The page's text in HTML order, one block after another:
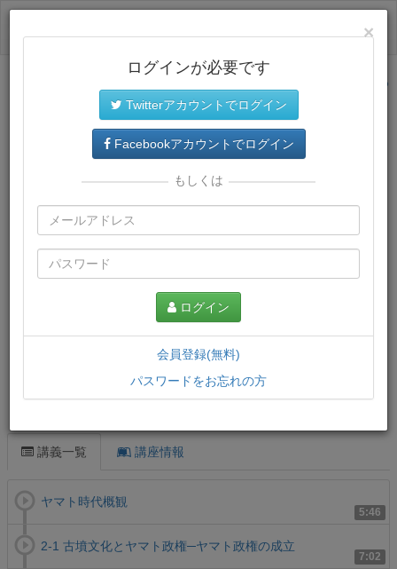
サイトトップに戻る
プレミアム会員では、教材がダウンロードでき、快適な動画
再生環境が提供されます。
講義一覧 講座情報
5:46
ヤマト時代概観
7:02
2-1 古墳文化とヤマト政権─ヤマト政権の成立
×
ログインが必要です
Twitterアカウントでログイン
Facebookアカウントでログイン
もしくは
ログイン
会員登録(無料)
パスワードをお忘れの方